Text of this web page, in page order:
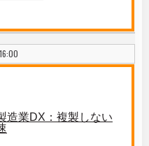
16:00
造業DX：複製しない